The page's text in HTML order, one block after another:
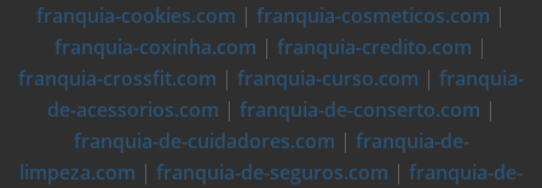
franquia-cookies.com | franquia-cosmeticos.com |
franquia-coxinha.com | franquia-credito.com |
franquia-crossfit.com | franquia-curso.com | franquia-
de-acessorios.com | franquia-de-conserto.com |
franquia-de-cuidadores.com | franquia-de-
limpeza.com | franquia-de-seguros.com | franquia-de-